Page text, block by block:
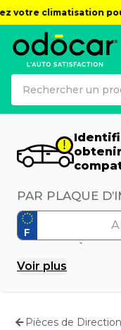
votre climatisation
PAR PLAQUE
F
Voir plus
Pièces de Direction